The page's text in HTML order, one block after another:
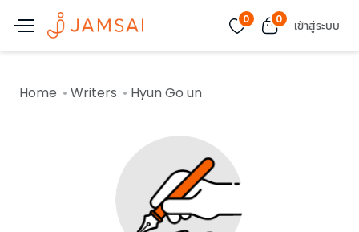
0 0 เข้าสู่ระบบ
Home Writers Hyun Go un